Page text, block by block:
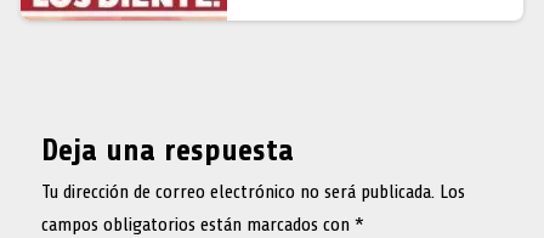
Deja una respuesta
Tu dirección de correo electrónico no será publicada. Los
campos obligatorios están marcados con *